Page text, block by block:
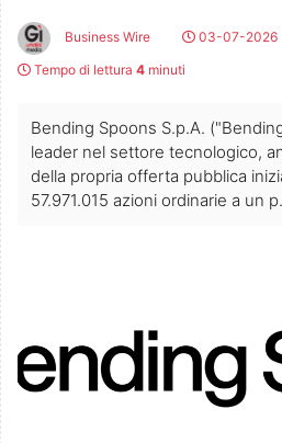
Business Wire
03-07-2026
Tempo di lettura 4 minuti
Bending Spoons S.p.A.
leader nel settore tecnologico,
della propria offerta pubblica
57.971.015 azioni ordinarie a un